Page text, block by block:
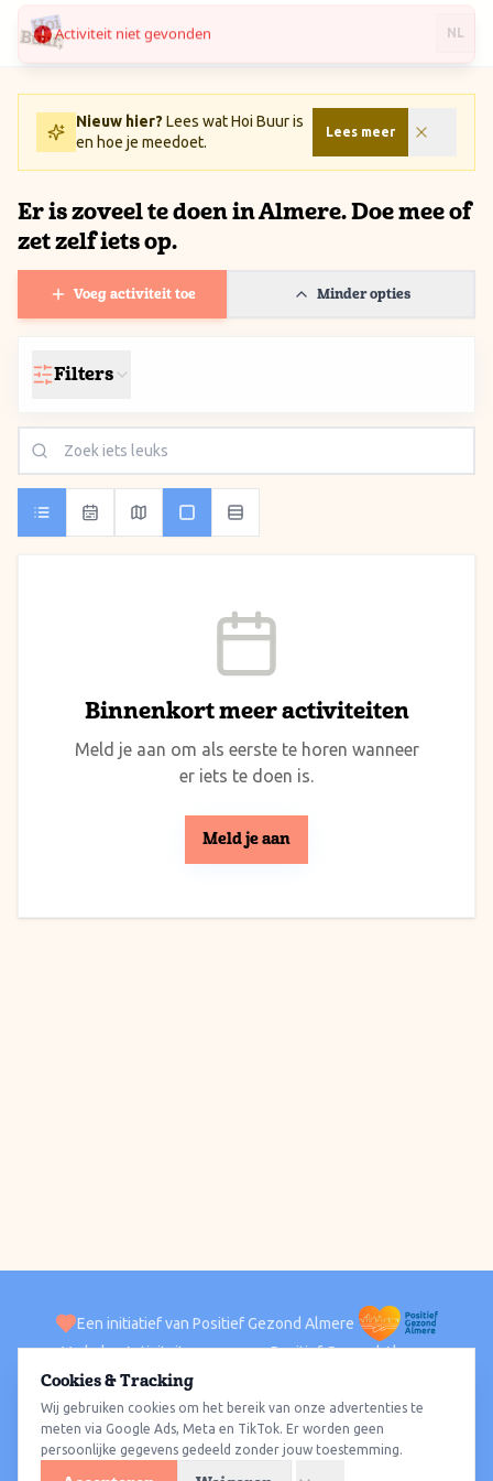
Ga naar inhoud / Skip to content
NL
Nieuw hier? Lees wat Hoi Buur is
en hoe je meedoet.
Lees meer
Er is zoveel te doen in Almere. Doe mee of
zet zelf iets op.
Voeg activiteit toe Minder opties
Filters
Binnenkort meer activiteiten
Meld je aan om als eerste te horen wanneer
er iets te doen is.
Meld je aan
Een initiatief van Positief Gezond Almere
VerhalenActiviteiten Positief Gezond Almere
ACTIVITEITEN PER WIJK
Alle wijkenAlmere HavenAlmere StadAlmere BuitenAlmere Poort
Almere HoutAlmere OosterwoldWat te doen
Cookies & Tracking
Wij gebruiken cookies om het bereik van onze advertenties te
meten via Google Ads, Meta en TikTok. Er worden geen
persoonlijke gegevens gedeeld zonder jouw toestemming.